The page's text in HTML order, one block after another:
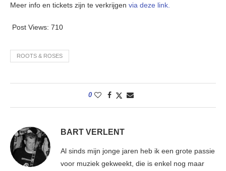
Meer info en tickets zijn te verkrijgen via deze link.
Post Views: 710
ROOTS & ROSES
0
BART VERLENT
Al sinds mijn jonge jaren heb ik een grote passie
voor muziek gekweekt, die is enkel nog maar